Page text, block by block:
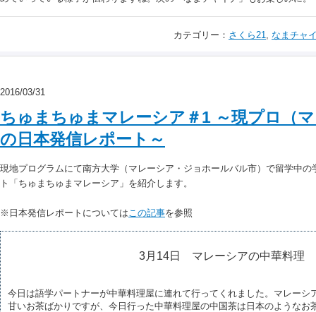
カテゴリー： さくら21, なまチャ
2016/03/31
ちゅまちゅまマレーシア＃1 ～現プロ（
の日本発信レポート～
現地プログラムにて南方大学（マレーシア・ジョホールバル市）で留学中
ト「ちゅまちゅまマレーシア」を紹介します。
※日本発信レポートについてはこの記事を参照
3月14日 マレーシアの中華料理
今日は語学パートナーが中華料理屋に連れて行ってくれました。マレーシ
甘いお茶ばかりですが、今日行った中華料理屋の中国茶は日本のようなお